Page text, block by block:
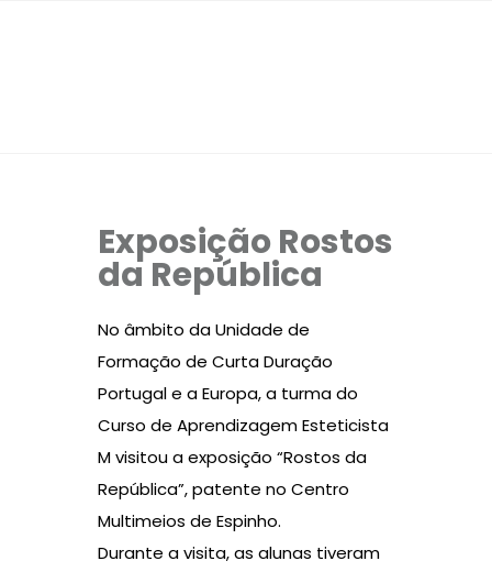
Exposição Rostos
da República
No âmbito da Unidade de
Formação de Curta Duração
Portugal e a Europa, a turma do
Curso de Aprendizagem Esteticista
M visitou a exposição “Rostos da
República”, patente no Centro
Multimeios de Espinho.
Durante a visita, as alunas tiveram